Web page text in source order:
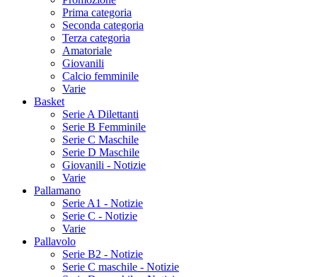
Prima categoria
Seconda categoria
Terza categoria
Amatoriale
Giovanili
Calcio femminile
Varie
Basket
Serie A Dilettanti
Serie B Femminile
Serie C Maschile
Serie D Maschile
Giovanili - Notizie
Varie
Pallamano
Serie A1 - Notizie
Serie C - Notizie
Varie
Pallavolo
Serie B2 - Notizie
Serie C maschile - Notizie